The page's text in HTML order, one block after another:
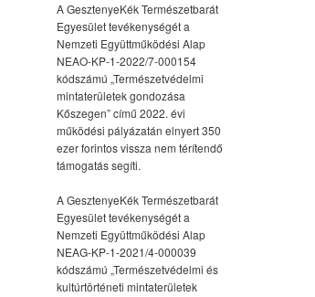
A GesztenyeKék Természetbarát
Egyesület tevékenységét a
Nemzeti Együttműködési Alap
NEAO-KP-1-2022/7-000154
kódszámú „Természetvédelmi
mintaterületek gondozása
Kőszegen” című 2022. évi
működési pályázatán elnyert 350
ezer forintos vissza nem térítendő
támogatás segíti.
A GesztenyeKék Természetbarát
Egyesület tevékenységét a
Nemzeti Együttműködési Alap
NEAG-KP-1-2021/4-000039
kódszámú „Természetvédelmi és
kultúrtörténeti mintaterületek